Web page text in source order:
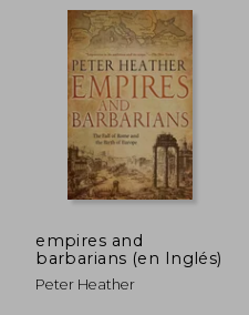
empires and
barbarians (en Inglés)
Peter Heather